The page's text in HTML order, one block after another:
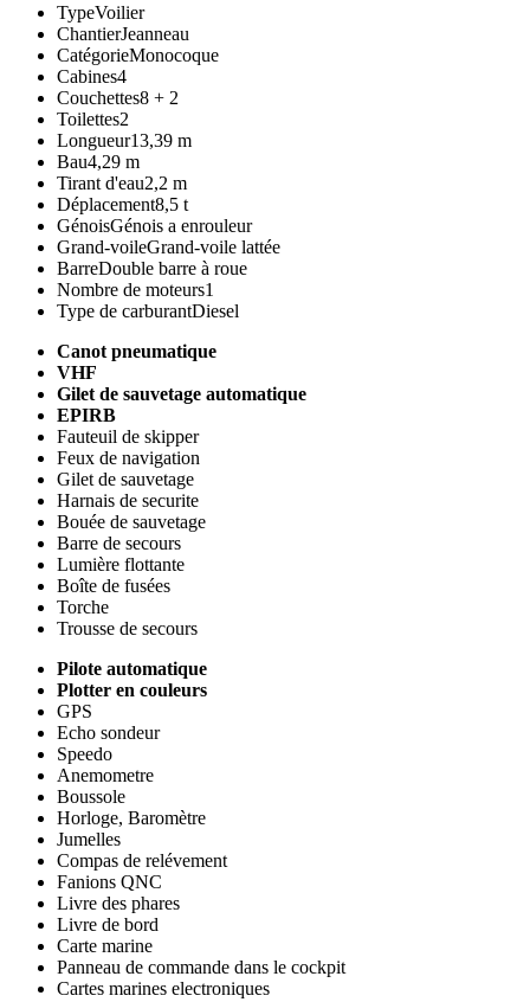
TypeVoilier
ChantierJeanneau
CatégorieMonocoque
Cabines4
Couchettes8 + 2
Toilettes2
Longueur13,39 m
Bau4,29 m
Tirant d'eau2,2 m
Déplacement8,5 t
GénoisGénois a enrouleur
Grand-voileGrand-voile lattée
BarreDouble barre à roue
Nombre de moteurs1
Type de carburantDiesel
Canot pneumatique
VHF
Gilet de sauvetage automatique
EPIRB
Fauteuil de skipper
Feux de navigation
Gilet de sauvetage
Harnais de securite
Bouée de sauvetage
Barre de secours
Lumière flottante
Boîte de fusées
Torche
Trousse de secours
Pilote automatique
Plotter en couleurs
GPS
Echo sondeur
Speedo
Anemometre
Boussole
Horloge, Baromètre
Jumelles
Compas de relévement
Fanions QNC
Livre des phares
Livre de bord
Carte marine
Panneau de commande dans le cockpit
Cartes marines electroniques